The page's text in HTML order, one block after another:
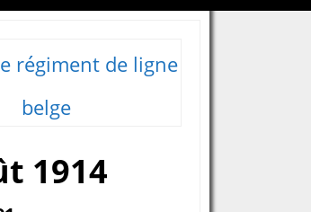
régiment de ligne
belge
1914